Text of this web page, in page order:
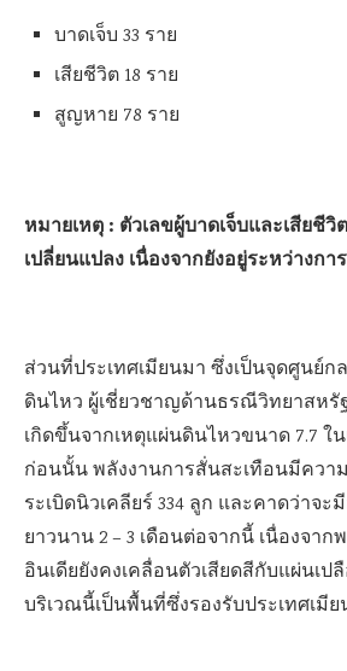
บาดเจ็บ 33 ราย
เสียชีวิต 18 ราย
สูญหาย 78 ราย
หมายเหตุ : ตัวเลขผู้บาดเจ็บและเสียชี
เปลี่ยนแปลง เนื่องจากยังอยู่ระหว่างก
ส่วนที่ประเทศเมียนมา ซึ่งเป็นจุดศูนย์ก
ดินไหว ผู้เชี่ยวชาญด้านธรณีวิทยาสหรั
เกิดขึ้นจากเหตุแผ่นดินไหวขนาด 7.7 ใ
ก่อนนั้น พลังงานการสั่นสะเทือนมีควา
ระเบิดนิวเคลียร์ 334 ลูก และคาดว่าจ
ยาวนาน 2 – 3 เดือนต่อจากนี้ เนื่องจา
อินเดียยังคงเคลื่อนตัวเสียดสีกับแผ่นเป
บริเวณนี้เป็นพื้นที่ซึ่งรองรับประเทศเมี